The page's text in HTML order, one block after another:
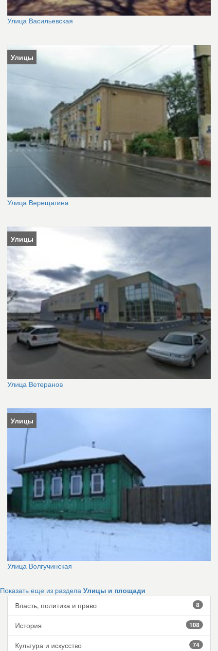
Улица Васильевская
Улицы
Улица Верещагина
Улицы
Улица Ветеранов
Улицы
Улица Волгучинская
Показать еще из раздела Улицы и площади
Власть, политика и право
8
История 108
Культура и искусство 74